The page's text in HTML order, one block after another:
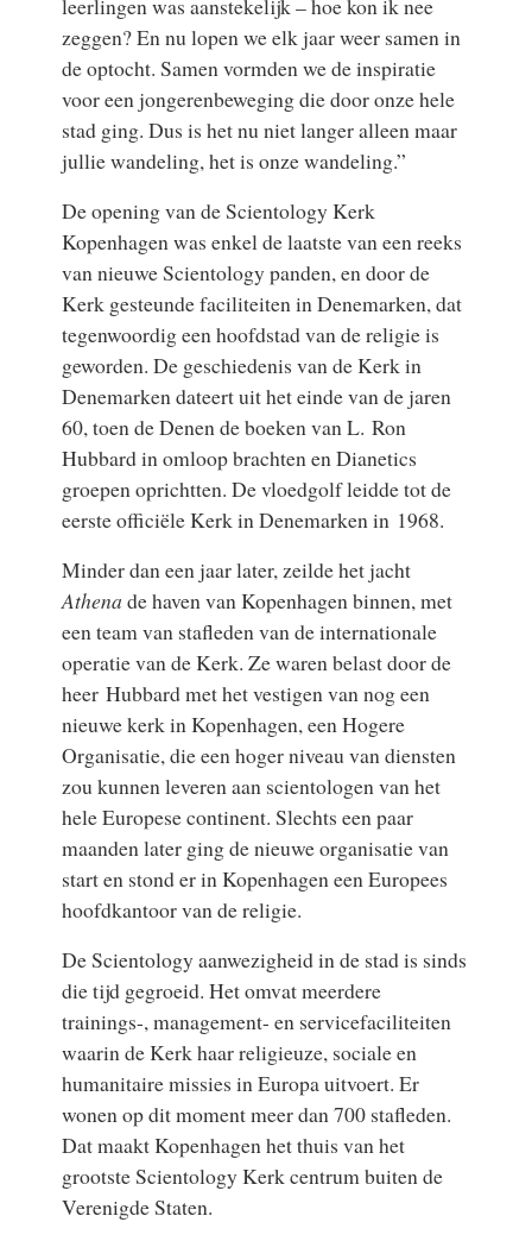
leerlingen was aanstekelijk – hoe kon ik nee
zeggen? En nu lopen we elk jaar weer samen in
de optocht. Samen vormden we de inspiratie
voor een jongerenbeweging die door onze hele
stad ging. Dus is het nu niet langer alleen maar
jullie wandeling, het is onze wandeling.”
De opening van de Scientology Kerk
Kopenhagen was enkel de laatste van een reeks
van nieuwe Scientology panden, en door de
Kerk gesteunde faciliteiten in Denemarken, dat
tegenwoordig een hoofdstad van de religie is
geworden. De geschiedenis van de Kerk in
Denemarken dateert uit het einde van de jaren
60, toen de Denen de boeken van L. Ron
Hubbard in omloop brachten en Dianetics
groepen oprichtten. De vloedgolf leidde tot de
eerste officiële Kerk in Denemarken in 1968.
Minder dan een jaar later, zeilde het jacht
Athena de haven van Kopenhagen binnen, met
een team van stafleden van de internationale
operatie van de Kerk. Ze waren belast door de
heer Hubbard met het vestigen van nog een
nieuwe kerk in Kopenhagen, een Hogere
Organisatie, die een hoger niveau van diensten
zou kunnen leveren aan scientologen van het
hele Europese continent. Slechts een paar
maanden later ging de nieuwe organisatie van
start en stond er in Kopenhagen een Europees
hoofdkantoor van de religie.
De Scientology aanwezigheid in de stad is sinds
die tijd gegroeid. Het omvat meerdere
trainings-, management- en servicefaciliteiten
waarin de Kerk haar religieuze, sociale en
humanitaire missies in Europa uitvoert. Er
wonen op dit moment meer dan 700 stafleden.
Dat maakt Kopenhagen het thuis van het
grootste Scientology Kerk centrum buiten de
Verenigde Staten.